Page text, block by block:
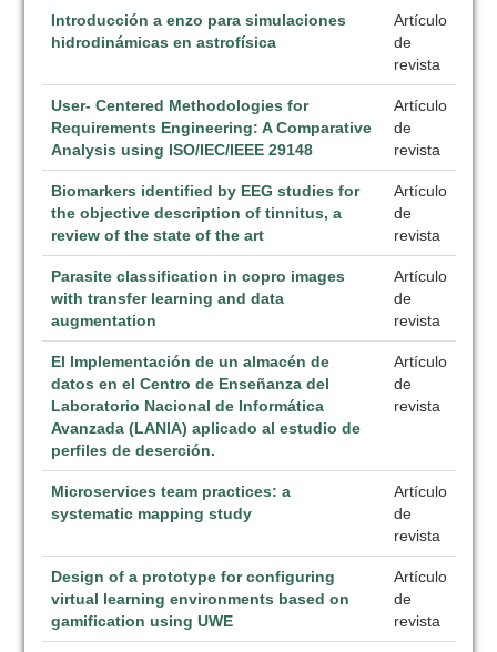
Introducción a enzo para simulaciones
hidrodinámicas en astrofísica
Artículo
de
revista
User- Centered Methodologies for
Requirements Engineering: A Comparative
Analysis using ISO/IEC/IEEE 29148
Artículo
de
revista
Biomarkers identified by EEG studies for
the objective description of tinnitus, a
review of the state of the art
Artículo
de
revista
Parasite classification in copro images
with transfer learning and data
augmentation
Artículo
de
revista
El Implementación de un almacén de
datos en el Centro de Enseñanza del
Laboratorio Nacional de Informática
Avanzada (LANIA) aplicado al estudio de
perfiles de deserción.
Artículo
de
revista
Microservices team practices: a
systematic mapping study
Artículo
de
revista
Design of a prototype for configuring
virtual learning environments based on
gamification using UWE
Artículo
de
revista